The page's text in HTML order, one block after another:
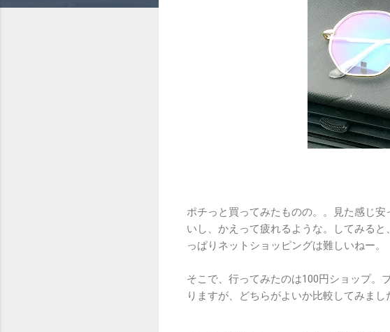
ポチっと買ってみたものの。。見た感じ
いし、かえって疲れるような。してみる
っぱりネットショッピングは難しいねー。
そこで、行ってみたのは100円ショップ。
りますが、どちらがよいか比較してみまし